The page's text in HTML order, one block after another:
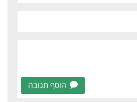
הוסף תגובה